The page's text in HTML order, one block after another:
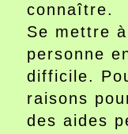
connaître.
Se mettre
personne
difficile.
raisons
des aides